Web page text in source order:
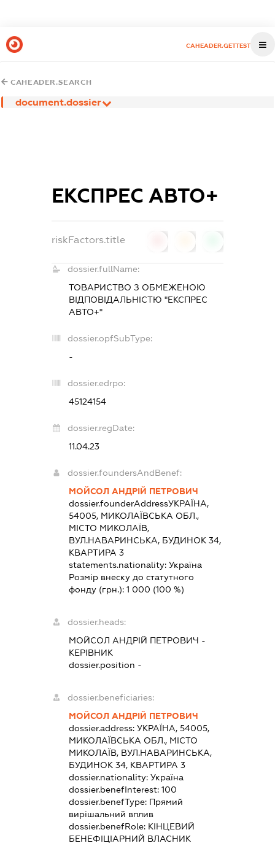
CAHEADER.GETTEST
CAHEADER.SEARCH
document.dossier
ЕКСПРЕС АВТО+
riskFactors.title
dossier.fullName:
ТОВАРИСТВО З ОБМЕЖЕНОЮ
ВІДПОВІДАЛЬНІСТЮ "ЕКСПРЕС
АВТО+"
dossier.opfSubType:
-
dossier.edrpo:
45124154
dossier.regDate:
11.04.23
dossier.foundersAndBenef:
МОЙСОЛ АНДРІЙ ПЕТРОВИЧ
dossier.founderAddressУКРАЇНА,
54005, МИКОЛАЇВСЬКА ОБЛ.,
МІСТО МИКОЛАЇВ,
ВУЛ.НАВАРИНСЬКА, БУДИНОК 34,
КВАРТИРА 3
statements.nationality: Україна
Розмір внеску до статутного
фонду (грн.): 1 000 (100 %)
dossier.heads:
МОЙСОЛ АНДРІЙ ПЕТРОВИЧ -
КЕРІВНИК
dossier.position -
dossier.beneficiaries:
МОЙСОЛ АНДРІЙ ПЕТРОВИЧ
dossier.address: УКРАЇНА, 54005,
МИКОЛАЇВСЬКА ОБЛ., МІСТО
МИКОЛАЇВ, ВУЛ.НАВАРИНСЬКА,
БУДИНОК 34, КВАРТИРА 3
dossier.nationality: Україна
dossier.benefInterest: 100
dossier.benefType: Прямий
вирішальний вплив
dossier.benefRole: КІНЦЕВИЙ
БЕНЕФІЦІАРНИЙ ВЛАСНИК